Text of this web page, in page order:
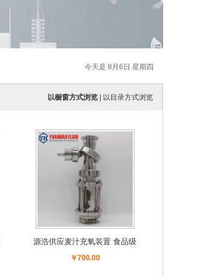
今天是 8月6日 星期四
以橱窗方式浏览 以目录方式浏览
源浩供应麦汁充氧装置 食品级
外螺纹充氧装置 酿酒设备
￥700.00